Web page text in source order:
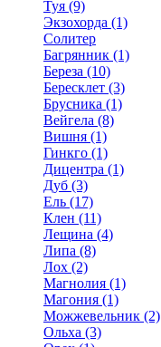
Туя (9)
Экзохорда (1)
Солитер
Багрянник (1)
Береза (10)
Бересклет (3)
Брусника (1)
Вейгела (8)
Вишня (1)
Гинкго (1)
Дицентра (1)
Дуб (3)
Ель (17)
Клен (11)
Лещина (4)
Липа (8)
Лох (2)
Магнолия (1)
Магония (1)
Можжевельник (2)
Ольха (3)